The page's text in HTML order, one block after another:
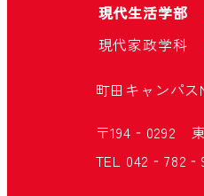
現代生活学部
現代家政学科
町田キャンパス
〒194‐0292
TEL